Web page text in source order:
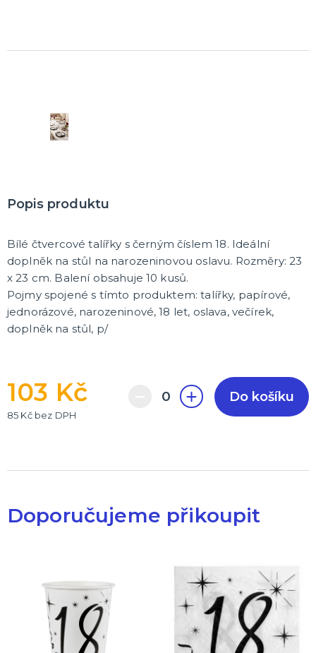
Popis produktu
Bílé čtvercové talířky s černým číslem 18. Ideální
doplněk na stůl na narozeninovou oslavu. Rozměry: 23
x 23 cm. Balení obsahuje 10 kusů.
Pojmy spojené s tímto produktem: talířky, papírové,
jednorázové, narozeninové, 18 let, oslava, večírek,
doplněk na stůl, p/
103 Kč
85 Kč bez DPH
Do košíku
Doporučujeme přikoupit